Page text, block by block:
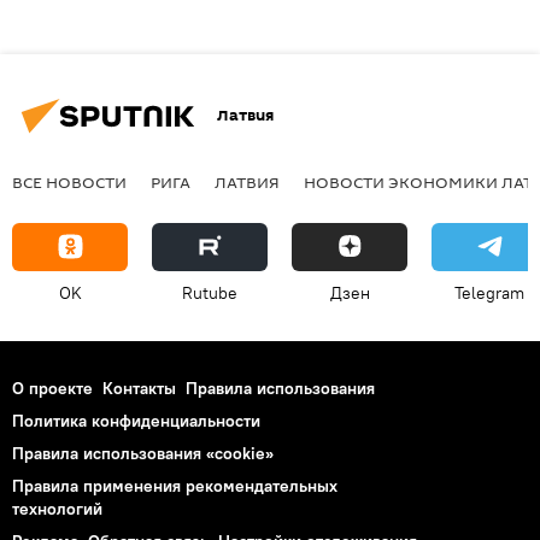
Латвия
ВСЕ НОВОСТИ РИГА ЛАТВИЯ НОВОСТИ ЭКОНОМИКИ
OK Rutube Дзен Telegram
О проекте Контакты Правила использования
Политика конфиденциальности
Правила использования «cookie»
Правила применения рекомендательных
технологий